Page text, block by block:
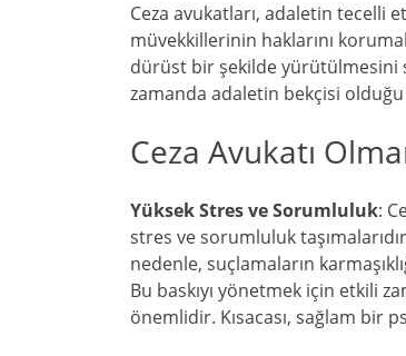
Ceza avukatları, adaletin tecelli
müvekkillerinin haklarını
dürüst bir şekilde yürütülmesini
zamanda adaletin bekçisi olduğu
Ceza Avukatı
Yüksek Stres ve Sorumluluk:
stres ve sorumluluk
nedenle, suçlamaların
Bu baskıyı yönetmek için etkili
önemlidir. Kısacası, sağlam bir